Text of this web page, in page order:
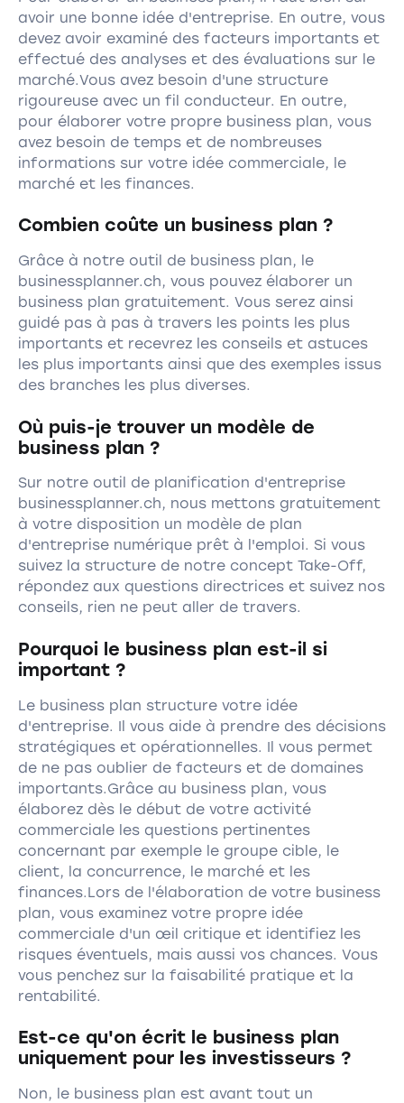
avoir une bonne idée d'entreprise. En outre, vous
devez avoir examiné des facteurs importants et
effectué des analyses et des évaluations sur le
marché.Vous avez besoin d'une structure
rigoureuse avec un fil conducteur. En outre,
pour élaborer votre propre business plan, vous
avez besoin de temps et de nombreuses
informations sur votre idée commerciale, le
marché et les finances.
Combien coûte un business plan ?
Grâce à notre outil de business plan, le
businessplanner.ch, vous pouvez élaborer un
business plan gratuitement. Vous serez ainsi
guidé pas à pas à travers les points les plus
importants et recevrez les conseils et astuces
les plus importants ainsi que des exemples issus
des branches les plus diverses.
Où puis-je trouver un modèle de
business plan ?
Sur notre outil de planification d'entreprise
businessplanner.ch, nous mettons gratuitement
à votre disposition un modèle de plan
d'entreprise numérique prêt à l'emploi. Si vous
suivez la structure de notre concept Take-Off,
répondez aux questions directrices et suivez nos
conseils, rien ne peut aller de travers.
Pourquoi le business plan est-il si
important ?
Le business plan structure votre idée
d'entreprise. Il vous aide à prendre des décisions
stratégiques et opérationnelles. Il vous permet
de ne pas oublier de facteurs et de domaines
importants.Grâce au business plan, vous
élaborez dès le début de votre activité
commerciale les questions pertinentes
concernant par exemple le groupe cible, le
client, la concurrence, le marché et les
finances.Lors de l'élaboration de votre business
plan, vous examinez votre propre idée
commerciale d'un œil critique et identifiez les
risques éventuels, mais aussi vos chances. Vous
vous penchez sur la faisabilité pratique et la
rentabilité.
Est-ce qu'on écrit le business plan
uniquement pour les investisseurs ?
Non, le business plan est avant tout un